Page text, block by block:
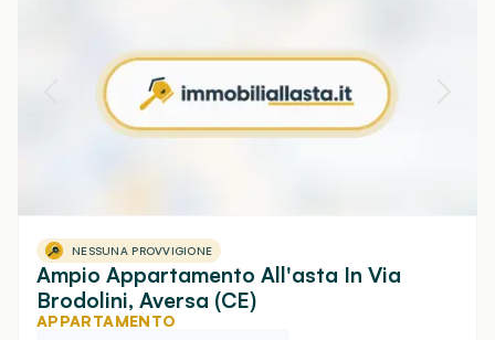
NESSUNA PROVVIGIONE
Ampio Appartamento All'asta In Via
Brodolini, Aversa (CE)
APPARTAMENTO